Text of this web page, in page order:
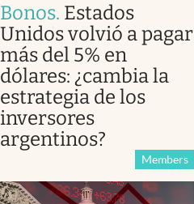
Bonos. Estados
Unidos volvió a pagar
más del 5% en
dólares: ¿cambia la
estrategia de los
inversores
argentinos?
Members